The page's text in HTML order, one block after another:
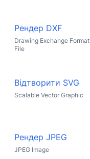
Рендер DXF
Drawing Exchange Format
File
Відтворити SVG
Scalable Vector Graphic
Рендер JPEG
JPEG Image